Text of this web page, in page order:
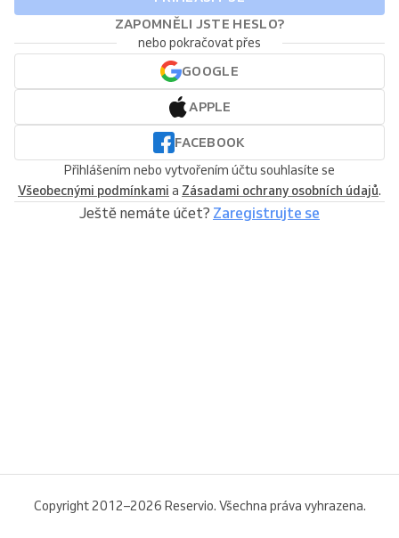
ZAPOMNĚLI JSTE HESLO?
nebo pokračovat přes
GOOGLE
APPLE
FACEBOOK
Přihlášením nebo vytvořením účtu souhlasíte se
Všeobecnými podmínkami a Zásadami ochrany osobních údajů.
Ještě nemáte účet? Zaregistrujte se
Copyright 2012–2026 Reservio. Všechna práva vyhrazena.